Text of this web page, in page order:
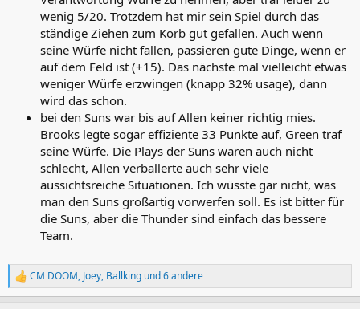
wenig 5/20. Trotzdem hat mir sein Spiel durch das
ständige Ziehen zum Korb gut gefallen. Auch wenn
seine Würfe nicht fallen, passieren gute Dinge, wenn er
auf dem Feld ist (+15). Das nächste mal vielleicht etwas
weniger Würfe erzwingen (knapp 32% usage), dann
wird das schon.
bei den Suns war bis auf Allen keiner richtig mies.
Brooks legte sogar effiziente 33 Punkte auf, Green traf
seine Würfe. Die Plays der Suns waren auch nicht
schlecht, Allen verballerte auch sehr viele
aussichtsreiche Situationen. Ich wüsste gar nicht, was
man den Suns großartig vorwerfen soll. Es ist bitter für
die Suns, aber die Thunder sind einfach das bessere
Team.
R
e
CM DOOM, Joey, Ballking und 6 andere